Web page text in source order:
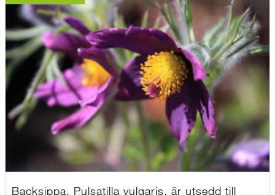
Backsippa, Pulsatilla vulgaris, är utsedd till